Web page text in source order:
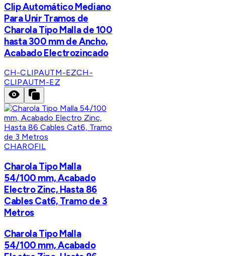
Clip Automático Mediano
Para Unir Tramos de
Charola Tipo Malla de 100
hasta 300 mm de Ancho,
Acabado Electrozincado
CH-CLIPAUTM-EZCH-
CLIPAUTM-EZ
CHAROFIL
Charola Tipo Malla
54/100 mm, Acabado
Electro Zinc, Hasta 86
Cables Cat6, Tramo de 3
Metros
Charola Tipo Malla
54/100 mm, Acabado